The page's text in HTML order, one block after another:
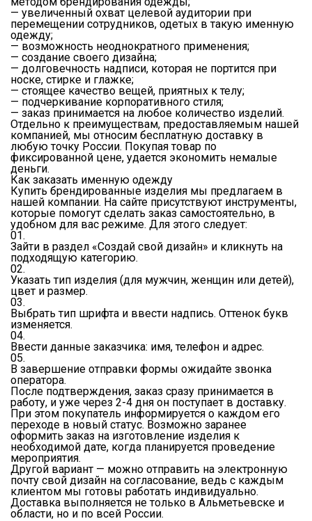
— увеличенный охват целевой аудитории при
перемещении сотрудников, одетых в такую именную
одежду;
— возможность неоднократного применения;
— создание своего дизайна;
— долговечность надписи, которая не портится при
носке, стирке и глажке;
— стоящее качество вещей, приятных к телу;
— подчеркивание корпоративного стиля;
— заказ принимается на любое количество изделий.
Отдельно к преимуществам, предоставляемым нашей
компанией, мы относим бесплатную доставку в
любую точку России. Покупая товар по
фиксированной цене, удается экономить немалые
деньги.
Как заказать именную одежду
Купить брендированные изделия мы предлагаем в
нашей компании. На сайте присутствуют инструменты,
которые помогут сделать заказ самостоятельно, в
удобном для вас режиме. Для этого следует:
01.
Зайти в раздел «Создай свой дизайн» и кликнуть на
подходящую категорию.
02.
Указать тип изделия (для мужчин, женщин или детей),
цвет и размер.
03.
Выбрать тип шрифта и ввести надпись. Оттенок букв
изменяется.
04.
Ввести данные заказчика: имя, телефон и адрес.
05.
В завершение отправки формы ожидайте звонка
оператора.
После подтверждения, заказ сразу принимается в
работу, и уже через 2-4 дня он поступает в доставку.
При этом покупатель информируется о каждом его
переходе в новый статус. Возможно заранее
оформить заказ на изготовление изделия к
необходимой дате, когда планируется проведение
мероприятия.
Другой вариант — можно отправить на электронную
почту свой дизайн на согласование, ведь с каждым
клиентом мы готовы работать индивидуально.
Доставка выполняется не только в Альметьевске и
области, но и по всей России.